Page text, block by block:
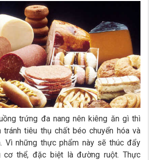
trứng đa nang nên kiêng ăn gì thì
tiêu thụ chất béo chuyển hóa và
Vì những thực phẩm này sẽ thúc đẩy
cơ thể, đặc biệt là đường ruột. Thực